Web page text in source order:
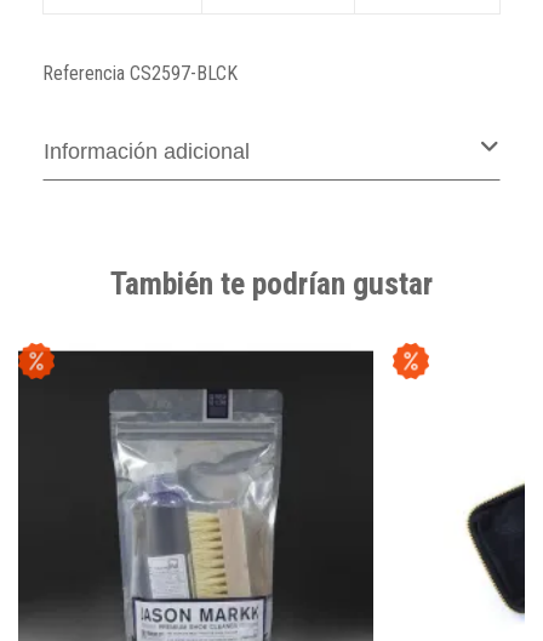
Referencia CS2597-BLCK
Información adicional
También te podrían gustar